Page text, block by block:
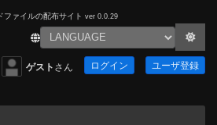
ファイルの配布サイト ver 0.0.29
ゲスト さん ログイン ユーザ登録